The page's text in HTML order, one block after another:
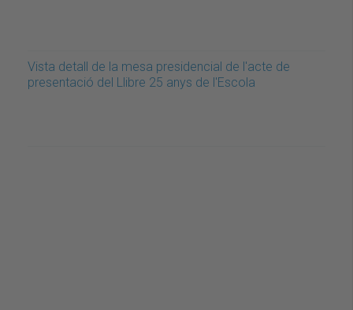
Vista detall de la mesa presidencial de l'acte de
presentació del Llibre 25 anys de l'Escola